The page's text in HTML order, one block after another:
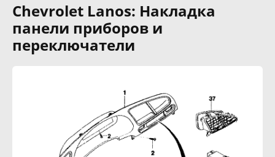
Chevrolet Lanos: Накладка
панели приборов и
переключатели